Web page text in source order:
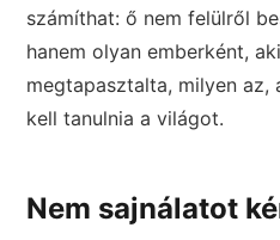
számíthat: ő nem felülről
hanem olyan emberként,
megtapasztalta, milyen az,
kell tanulnia a világot.
Nem sajnálatot